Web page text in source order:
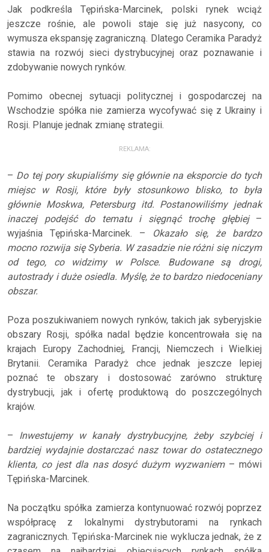
Jak podkreśla Tępińska-Marcinek, polski rynek wciąż
jeszcze rośnie, ale powoli staje się już nasycony, co
wymusza ekspansję zagraniczną. Dlatego Ceramika Paradyż
stawia na rozwój sieci dystrybucyjnej oraz poznawanie i
zdobywanie nowych rynków.
Pomimo obecnej sytuacji politycznej i gospodarczej na
Wschodzie spółka nie zamierza wycofywać się z Ukrainy i
Rosji. Planuje jednak zmianę strategii.
REKLAMA:
– Do tej pory skupialiśmy się głównie na eksporcie do tych
miejsc w Rosji, które były stosunkowo blisko, to była
głównie Moskwa, Petersburg itd. Postanowiliśmy jednak
inaczej podejść do tematu i sięgnąć trochę głębiej–
wyjaśnia Tępińska-Marcinek. –
Okazało się, że bardzo
mocno rozwija się Syberia. W zasadzie nie różni się niczym
od tego, co widzimy w Polsce. Budowane są drogi,
autostrady i duże osiedla. Myślę, że to bardzo niedoceniany
obszar.
Poza poszukiwaniem nowych rynków, takich jak syberyjskie
obszary Rosji, spółka nadal będzie koncentrowała się na
krajach Europy Zachodniej, Francji, Niemczech i Wielkiej
Brytanii. Ceramika Paradyż chce jednak jeszcze lepiej
poznać te obszary i dostosować zarówno strukturę
dystrybucji, jak i ofertę produktową do poszczególnych
krajów.
– Inwestujemy w kanały dystrybucyjne, żeby szybciej i
bardziej wydajnie dostarczać nasz towar do ostatecznego
klienta, co jest dla nas dosyć dużym wyzwaniem– mówi
Tępińska-Marcinek.
Na początku spółka zamierza kontynuować rozwój poprzez
współpracę z lokalnymi dystrybutorami na rynkach
zagranicznych. Tępińska-Marcinek nie wyklucza jednak, że z